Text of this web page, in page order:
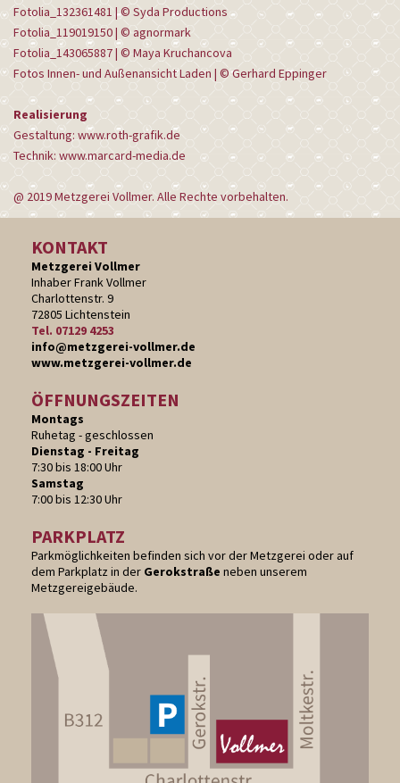
Fotolia_132361481 | © Syda Productions
Fotolia_119019150 | © agnormark
Fotolia_143065887 | © Maya Kruchancova
Fotos Innen- und Außenansicht Laden | © Gerhard Eppinger
Realisierung
Gestaltung: www.roth-grafik.de
Technik: www.marcard-media.de
@ 2019 Metzgerei Vollmer. Alle Rechte vorbehalten.
KONTAKT
Metzgerei Vollmer
Inhaber Frank Vollmer
Charlottenstr. 9
72805 Lichtenstein
Tel. 07129 4253
info@metzgerei-vollmer.de
www.metzgerei-vollmer.de
ÖFFNUNGSZEITEN
Montags
Ruhetag - geschlossen
Dienstag - Freitag
7:30 bis 18:00 Uhr
Samstag
7:00 bis 12:30 Uhr
PARKPLATZ
Parkmöglichkeiten befinden sich vor der Metzgerei oder auf
dem Parkplatz in der Gerokstraße neben unserem
Metzgereigebäude.